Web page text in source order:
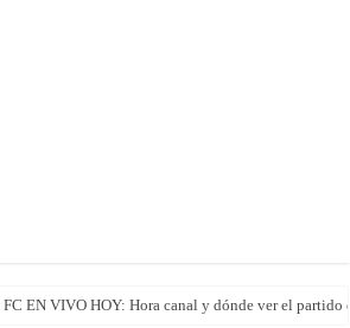
EN VIVO HOY: el campeón visita una de las